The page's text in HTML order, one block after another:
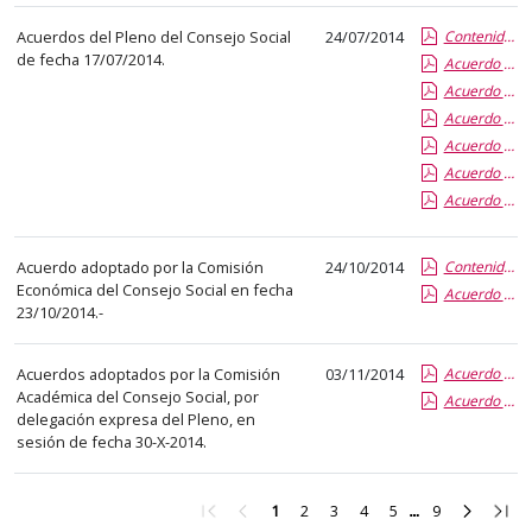
un
PDF
completo.
Acuerdos del Pleno del Consejo Social
de fecha 17/07/2014.
24/07/2014
Contenido de la Publicación
Acuerdo 27-14 aprobación Memoria Actividades C.S. 2013
Acuerdo 26-14 aprobación Complementos Retributivos P.D.I
Acuerdo 25-14 aprobación Expedientes Ejercicio 2014
Acuerdo 24-14 aprobación Liquidación P.UVA y FUNGE 2013
Acuerdo 23-14 aprobación Expediente Ejercicio 2013
Acuerdo 22-14 informe Rector de Expedientes Ejercicio 2013
Acuerdo adoptado por la Comisión
Económica del Consejo Social en fecha
23/10/2014.-
24/10/2014
Contenido de la Publicación
Acuerdo 35-14 Aprobación Tasas Títulos Propios
Acuerdos adoptados por la Comisión
Académica del Consejo Social, por
delegación expresa del Pleno, en
sesión de fecha 30-X-2014.
03/11/2014
Acuerdo 37-14 Distribución Provis. Becas C.S. 2014-15
Acuerdo 36-14 Distribución Definitiva Becas Ministerio
Ir
Ir
1 2Ir
3 4Ir
5 9Ir
Ir
Ir